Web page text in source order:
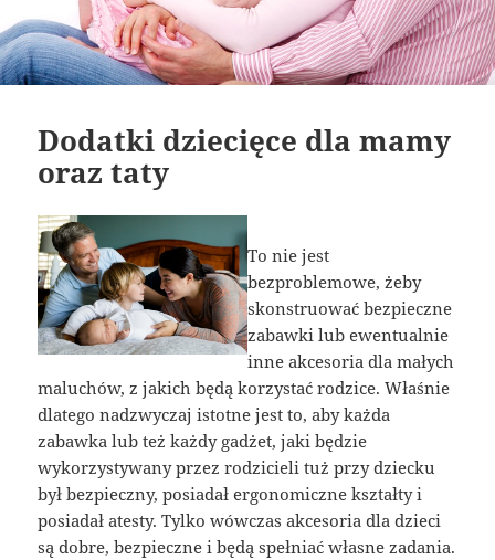
Dodatki dziecięce dla mamy
oraz taty
To nie jest
bezproblemowe, żeby
skonstruować bezpieczne
zabawki lub ewentualnie
inne akcesoria dla małych
maluchów, z jakich będą korzystać rodzice. Właśnie
dlatego nadzwyczaj istotne jest to, aby każda
zabawka lub też każdy gadżet, jaki będzie
wykorzystywany przez rodzicieli tuż przy dziecku
był bezpieczny, posiadał ergonomiczne kształty i
posiadał atesty. Tylko wówczas akcesoria dla dzieci
są dobre, bezpieczne i będą spełniać własne zadania.